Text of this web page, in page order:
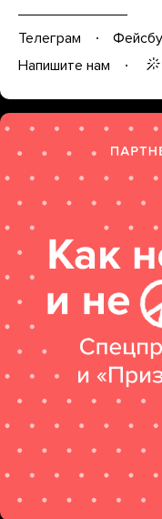
Телеграм
Напишите нам